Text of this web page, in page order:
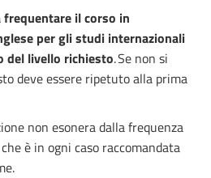
il corso in
per gli studi internazionali
del livello richiesto.Se non si
deve essere ripetuto alla prima
non esonera dalla frequenza
è in ogni caso raccomandata